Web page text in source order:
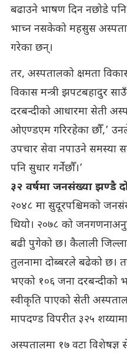
बढाउने भाषण दिन नछोडे
भाच्न नसकेको महसुस
गरेका छन्।
तर, अस्पतालको क्षमता
विकास मन्त्री झपटबहादुर
दरबन्दीको आधारमा सेती
ओएण्डएम गरिरहेका छौँ,’
उपचार सेवा नपाउने समस्या
पनि सुधार गर्नेछौँ।’
३२ वर्षमा जनसंख्या झण्डै
२०४८ मा सुदूरपश्चिमको
थियो। २०७८ को
बढी पुगेको छ। कैलाली
तुलनामा दोब्बरले बढेको छ।
भएको १०६ जना दरबन्दीको
स्वीकृति पाएको सेती
मापदण्ड विपरीत ३२५
अस्पतालमा १७ वटा विशेषज्ञ